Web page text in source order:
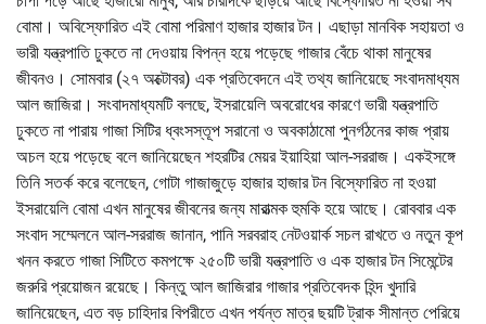
বোমা। অবিস্ফোরিত এই বোমা পরিমাণ হাজার হাজার টন। এছাড়া মানবিক সহায়তা ও
ভারী যন্ত্রপাতি ঢুকতে না দেওয়ায় বিপন্ন হয়ে পড়েছে গাজার বেঁচে থাকা মানুষের
জীবনও। সোমবার (২৭ অক্টোবর) এক প্রতিবেদনে এই তথ্য জানিয়েছে সংবাদমাধ্যম
আল জাজিরা। সংবাদমাধ্যমটি বলছে, ইসরায়েলি অবরোধের কারণে ভারী যন্ত্রপাতি
ঢুকতে না পারায় গাজা সিটির ধ্বংসস্তূপ সরানো ও অবকাঠামো পুনর্গঠনের কাজ প্রায়
অচল হয়ে পড়েছে বলে জানিয়েছেন শহরটির মেয়র ইয়াহিয়া আল-সররাজ। একইসঙ্গে
তিনি সতর্ক করে বলেছেন, গোটা গাজাজুড়ে হাজার হাজার টন বিস্ফোরিত না হওয়া
ইসরায়েলি বোমা এখন মানুষের জীবনের জন্য মারাত্মক হুমকি হয়ে আছে। রোববার এক
সংবাদ সম্মেলনে আল-সররাজ জানান, পানি সরবরাহ নেটওয়ার্ক সচল রাখতে ও নতুন কূপ
খনন করতে গাজা সিটিতে কমপক্ষে ২৫০টি ভারী যন্ত্রপাতি ও এক হাজার টন সিমেন্টের
জরুরি প্রয়োজন রয়েছে। কিন্তু আল জাজিরার গাজার প্রতিবেদক হিন্দ খুদারি
জানিয়েছেন, এত বড় চাহিদার বিপরীতে এখন পর্যন্ত মাত্র ছয়টি ট্রাক সীমান্ত পেরিয়ে